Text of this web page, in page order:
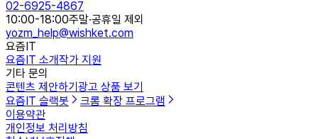
02-6925-4867
10:00-18:00주말·공휴일 제외
yozm_help@wishket.com
요즘IT
요즘IT 소개작가 지원
기타 문의
콘텐츠 제안하기 광고 상품 보기
요즘IT 슬랙봇
크롬 확장 프로그램
이용약관
개인정보 처리방침